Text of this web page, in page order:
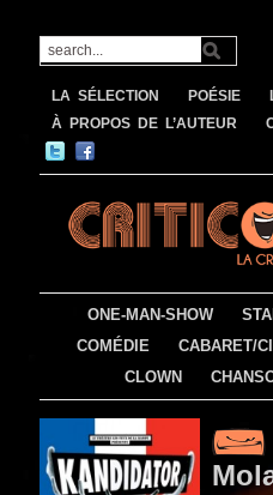
LA SÉLECTION POÉSIE
À PROPOS DE L’AUTEUR
ONE-MAN-SHOW
COMÉDIE
CABARET/
CLOWN